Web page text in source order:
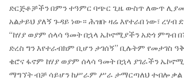
ድርጅቶቻችን በምን ተዓምር ባጭር ጊዜ ውስጥ ለውጥ
አልታይህ ያለኝ ጉዳይ ነው። ሕዝቡ ዛሬ እየተራበ ነው፣
“ከሃያ ወያም ሰላሳ ዓመት በኋላ ኤኮኖሚያችን አድጎ ምግብ
ድረስ ግን እየተራብክም ቢሆን ታገሰኝ” ቢሉትም የመታገስ
ቄሮና ፋኖም ከሃያ ወያም ሰላሳ ዓመት በኋላ ያገራችን
ማግኘት ብቻ ሳይሆን ከሥራም ሥራ ታማርጣለህ ተብሎ ቃል